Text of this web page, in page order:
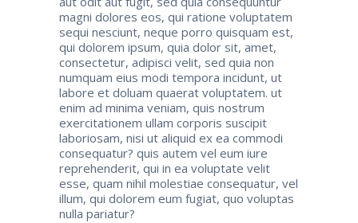
magni dolores eos, qui ratione voluptatem
sequi nesciunt, neque porro quisquam est,
qui dolorem ipsum, quia dolor sit, amet,
consectetur, adipisci velit, sed quia non
numquam eius modi tempora incidunt, ut
labore et doluam quaerat voluptatem. ut
enim ad minima veniam, quis nostrum
exercitationem ullam corporis suscipit
laboriosam, nisi ut aliquid ex ea commodi
consequatur? quis autem vel eum iure
reprehenderit, qui in ea voluptate velit
esse, quam nihil molestiae consequatur, vel
illum, qui dolorem eum fugiat, quo voluptas
nulla pariatur?